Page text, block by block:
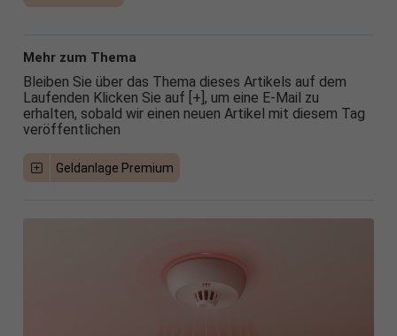
Mehr zum Thema
Bleiben Sie über das Thema dieses Artikels auf dem
Laufenden Klicken Sie auf [+], um eine E-Mail zu
erhalten, sobald wir einen neuen Artikel mit diesem Tag
veröffentlichen
Geldanlage Premium